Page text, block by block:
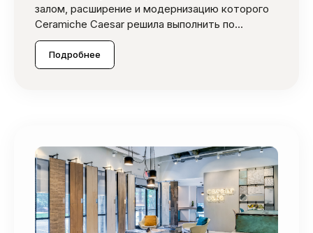
залом, расширение и модернизацию которого
Ceramiche Caesar решила выполнить по...
Подробнее